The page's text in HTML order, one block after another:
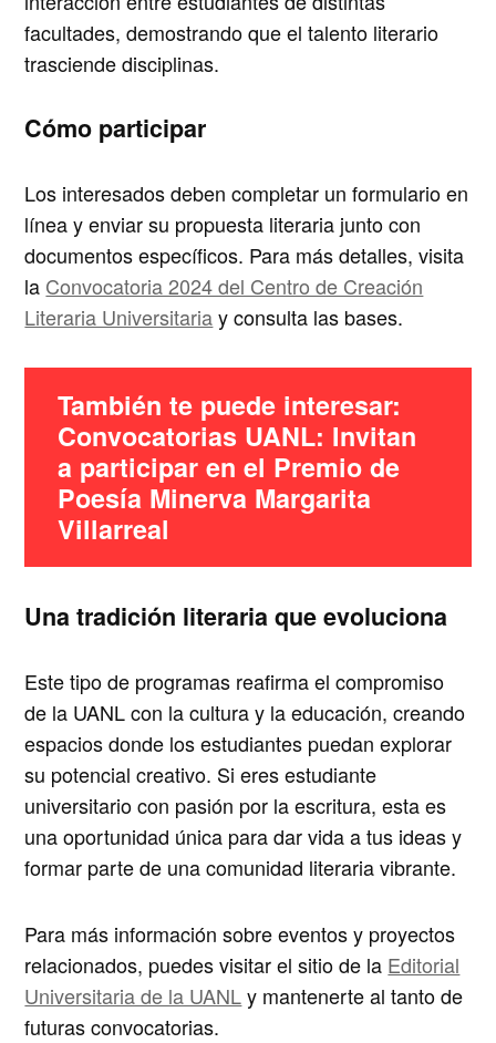
facultades, demostrando que el talento literario
trasciende disciplinas.
Cómo participar
Los interesados deben completar un formulario en
línea y enviar su propuesta literaria junto con
documentos específicos. Para más detalles, visita
la Convocatoria 2024 del Centro de Creación
Literaria Universitariay consulta las bases.
También te puede interesar:
Convocatorias UANL: Invitan
a participar en el Premio de
Poesía Minerva Margarita
Villarreal
Una tradición literaria que evoluciona
Este tipo de programas reafirma el compromiso
de la UANL con la cultura y la educación, creando
espacios donde los estudiantes puedan explorar
su potencial creativo. Si eres estudiante
universitario con pasión por la escritura, esta es
una oportunidad única para dar vida a tus ideas y
formar parte de una comunidad literaria vibrante.
Para más información sobre eventos y proyectos
relacionados, puedes visitar el sitio de la Editorial
Universitaria de la UANLy mantenerte al tanto de
futuras convocatorias.